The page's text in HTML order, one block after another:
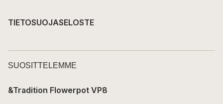
TIETOSUOJASELOSTE
SUOSITTELEMME
&Tradition Flowerpot VP8